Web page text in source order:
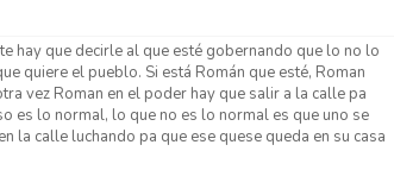
hay que decirle al que esté gobernando que lo no lo
quiere el pueblo. Si está Román que esté, Roman
vez Roman en el poder hay que salir a la calle pa
es lo normal, lo que no es lo normal es que uno se
la calle luchando pa que ese quese queda en su casa